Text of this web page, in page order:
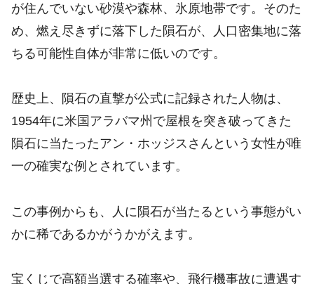
が住んでいない砂漠や森林、氷原地帯です。そのた
め、燃え尽きずに落下した隕石が、人口密集地に落
ちる可能性自体が非常に低いのです。
歴史上、隕石の直撃が公式に記録された人物は、
1954年に米国アラバマ州で屋根を突き破ってきた
隕石に当たったアン・ホッジスさんという女性が唯
一の確実な例とされています。
この事例からも、人に隕石が当たるという事態がい
かに稀であるかがうかがえます。
宝くじで高額当選する確率や、飛行機事故に遭遇す